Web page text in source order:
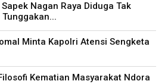
Nagan Raya Diduga Tak
Minta Kapolri Atensi Sengketa
Kematian Masyarakat Ndora